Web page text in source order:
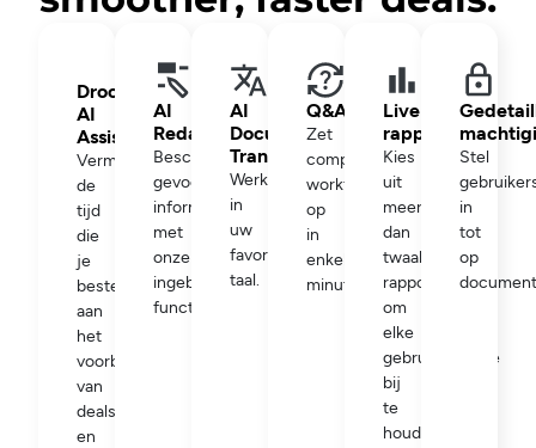
Drooms
AI
Assistant
Verminder
de
tijd
die
je
besteedt
aan
het
voorbereiden
van
deals
en
AI
Redaction
Bescherm
gevoelige
informatie
met
onze
ingebouwde
functie.
AI
Document
Translation
Werk
in
uw
favoriete
taal.
Q&A
Zet
complexe
workflows
op
in
enkele
minuten.
Live
rapportage
Kies
uit
meer
dan
twaalf
rapporten
om
elke
gebruikersactie
bij
te
houden.
Stel
in
tot
op